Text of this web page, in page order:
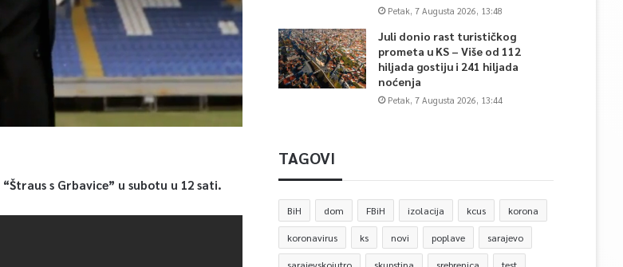
“Štraus s Grbavice” u subotu u 12 sati.
Petak, 7 Augusta 2026, 13:48
Juli donio rast turističkog
prometa u KS – Više od 112
hiljada gostiju i 241 hiljada
noćenja
Petak, 7 Augusta 2026, 13:44
TAGOVI
BiH dom FBiH izolacija kcus korona
koronavirus ks novi poplave sarajevo